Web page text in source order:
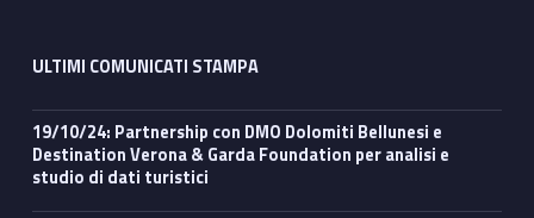
ULTIMI COMUNICATI STAMPA
19/10/24: Partnership con DMO Dolomiti Bellunesi e
Destination Verona & Garda Foundation per analisi e
studio di dati turistici